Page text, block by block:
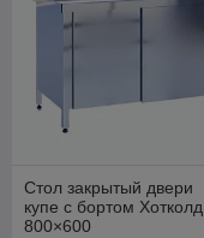
Стол закрытый двери
купе с бортом Хотколд
800×600